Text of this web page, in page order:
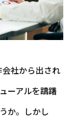
社から出され
ーアルを躊躇
か。しかし